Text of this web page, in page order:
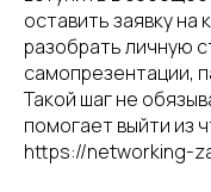
оставить заявку
разобрать личную
самопрезентации,
Такой шаг не
помогает выйти из
https://networking-